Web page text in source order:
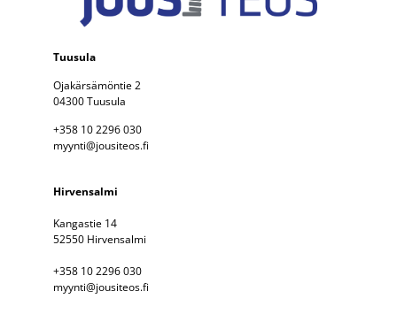
Tuusula
Ojakärsämöntie 2
04300 Tuusula
+358 10 2296 030
myynti@jousiteos.fi
Hirvensalmi
Kangastie 14
52550 Hirvensalmi
+358 10 2296 030
myynti@jousiteos.fi